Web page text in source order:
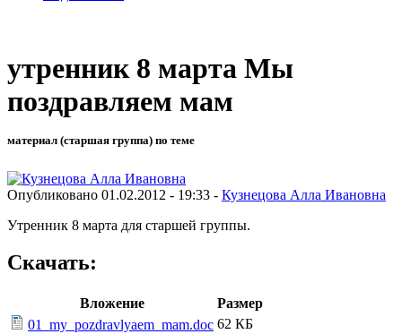
утренник 8 марта Мы
поздравляем мам
материал (старшая группа) по теме
Опубликовано 01.02.2012 - 19:33 - Кузнецова Алла Ивановна
Утренник 8 марта для старшей группы.
Скачать:
Вложение
Размер
01_my_pozdravlyaem_mam.doc 62 КБ